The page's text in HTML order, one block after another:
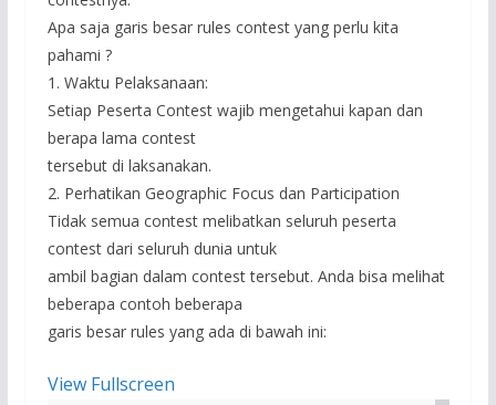
Apa saja garis besar rules contest yang perlu kita
pahami ?
1. Waktu Pelaksanaan:
Setiap Peserta Contest wajib mengetahui kapan dan
berapa lama contest
tersebut di laksanakan.
2. Perhatikan Geographic Focus dan Participation
Tidak semua contest melibatkan seluruh peserta
contest dari seluruh dunia untuk
ambil bagian dalam contest tersebut. Anda bisa melihat
beberapa contoh beberapa
garis besar rules yang ada di bawah ini:
View Fullscreen